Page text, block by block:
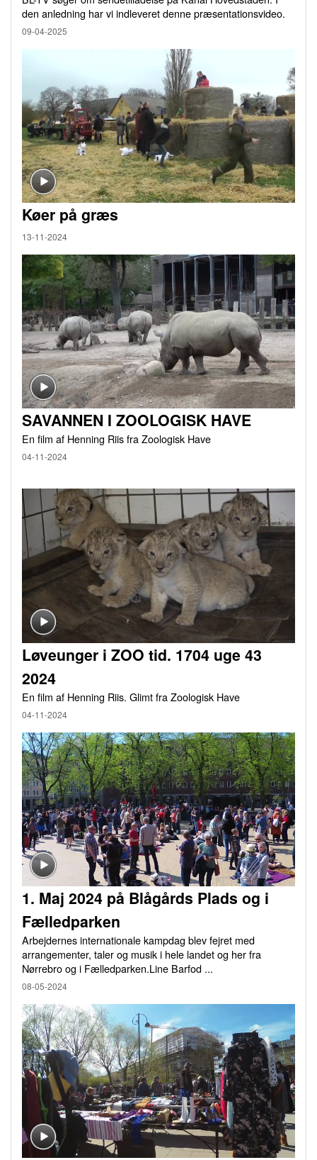
den anledning har vi indleveret denne præsentationsvideo.
09-04-2025
Køer på græs
13-11-2024
SAVANNEN I ZOOLOGISK HAVE
En film af Henning Riis fra Zoologisk Have
04-11-2024
Løveunger i ZOO tid. 1704 uge 43
2024
En film af Henning Riis. Glimt fra Zoologisk Have
04-11-2024
1. Maj 2024 på Blågårds Plads og i
Fælledparken
Arbejdernes internationale kampdag blev fejret med
arrangementer, taler og musik i hele landet og her fra
Nørrebro og i Fælledparken.Line Barfod ...
08-05-2024